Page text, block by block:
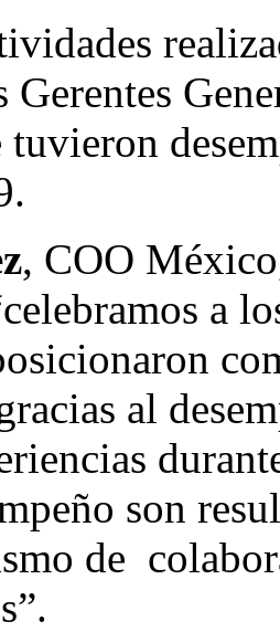
tuvieron
, COO
a
al
son
de